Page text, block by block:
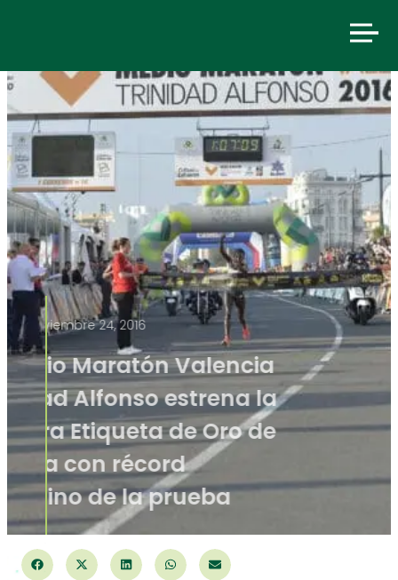
noviembre 24, 2016
El Medio Maratón Valencia
Trinidad Alfonso estrena la
primera Etiqueta de Oro de
España con récord
femenino de la prueba